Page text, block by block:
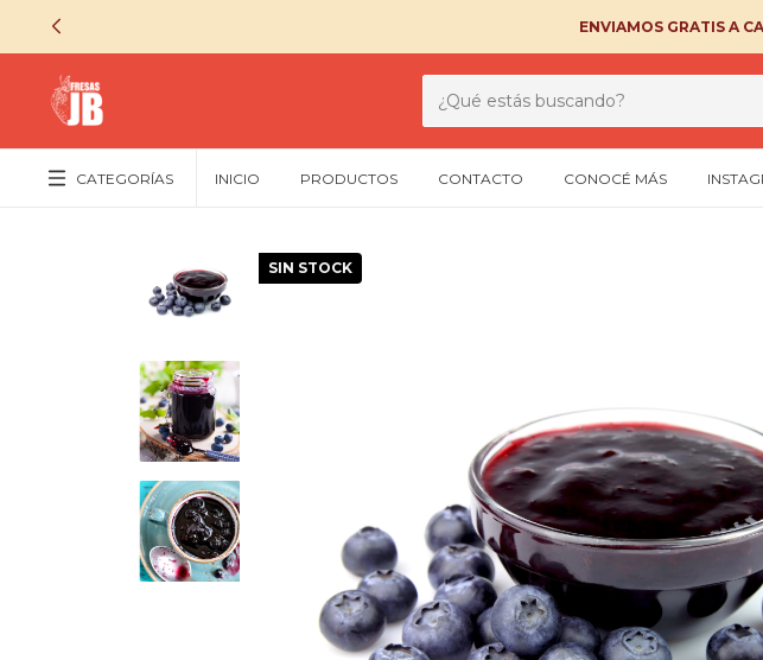
ENVIAMOS GRATIS A
CATEGORÍAS INICIO PRODUCTOS CONTACTO CONOCÉ MÁS
SIN STOCK